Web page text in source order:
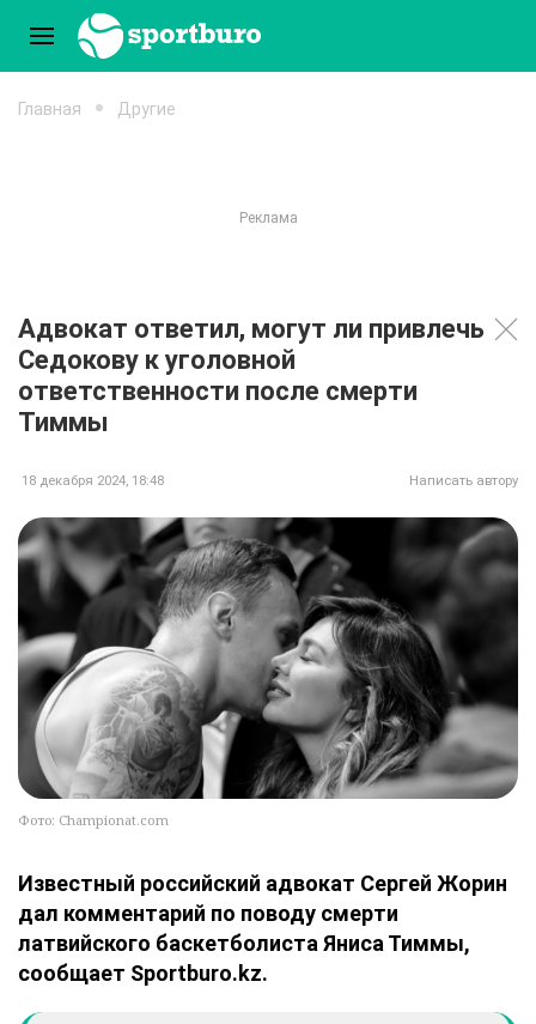
Главная Другие
Адвокат ответил, могут ли привлечь
Седокову к уголовной
ответственности после смерти
Тиммы
18 декабря 2024, 18:48 Написать автору
Фото: Championat.com
Известный российский адвокат Сергей Жорин
дал комментарий по поводу смерти
латвийского баскетболиста Яниса Тиммы,
сообщает Sportburo.kz.